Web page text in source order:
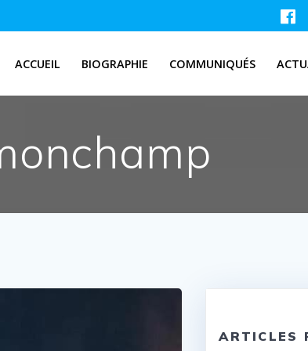
ACCUEIL BIOGRAPHIE COMMUNIQUÉS
ARTICLES